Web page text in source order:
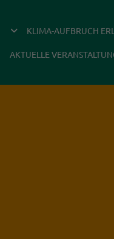
DROPDOWN ÖFFNEN
KLIMA-AUFBRUCH
AKTUELLE